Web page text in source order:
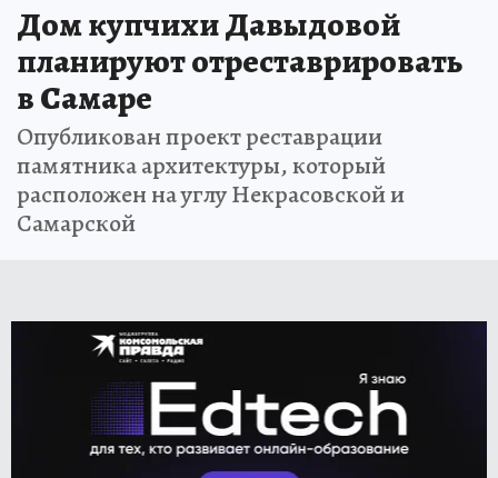
Дом купчихи Давыдовой
планируют отреставрировать
в Самаре
Опубликован проект реставрации
памятника архитектуры, который
расположен на углу Некрасовской и
Самарской